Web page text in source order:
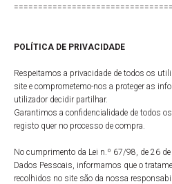
POLÍTICA DE PRIVACIDADE
Respeitamos a privacidade de todos os
site e comprometemo-nos a proteger as
utilizador decidir partilhar.
Garantimos a confidencialidade de todos
registo quer no processo de compra.
No cumprimento da Lei n.º 67/98, de 26
Dados Pessoais, informamos que o
recolhidos no site são da nossa